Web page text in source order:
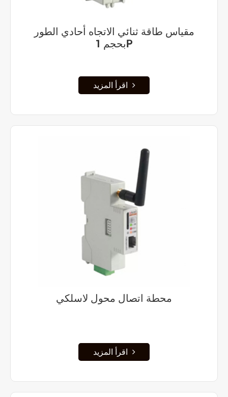
مقياس طاقة ثنائي الاتجاه أحادي الطور
بحجم 1P
محطة اتصال محول لاسلكي